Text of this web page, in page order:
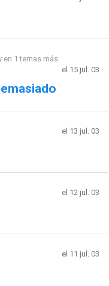
en 1 temas más
el 15 jul. 03
el 13 jul. 03
el 12 jul. 03
el 11 jul. 03